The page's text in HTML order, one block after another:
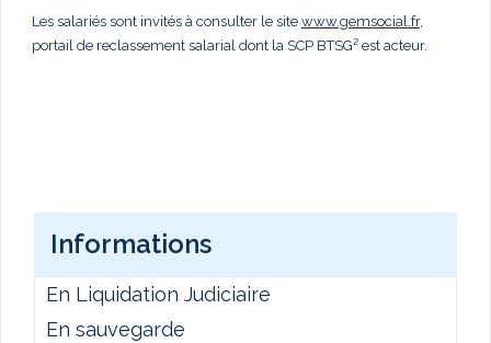
Les salariés sont invités à consulter le site www.gemsocial.fr,
portail de reclassement salarial dont la SCP BTSG² est acteur.
Informations
En Liquidation Judiciaire
En sauvegarde